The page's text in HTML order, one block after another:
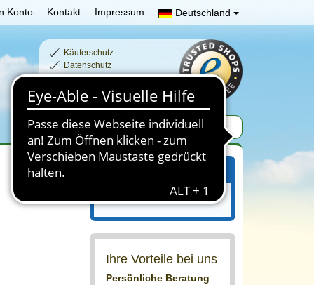
Konto Kontakt Impressum Deutschland
Käuferschutz
Datenschutz
Schnelle Lieferzeiten
Sichere Zahlung
Ihr Einkaufswagen ist leer.
Ihre Vorteile bei uns
Persönliche Beratung